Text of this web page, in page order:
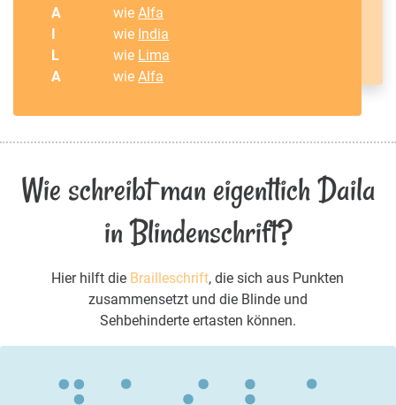
A wieAlfa
I
wie India
L
wie Lima
A
wieAlfa
Wie schreibt man eigentlich Daila
in Blindenschrift?
Hier hilft die Brailleschrift, die sich aus Punkten
zusammensetzt und die Blinde und
Sehbehinderte ertasten können.